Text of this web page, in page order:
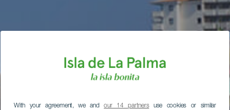
With your agreement, we andour 14 partnersuse cookies or similar